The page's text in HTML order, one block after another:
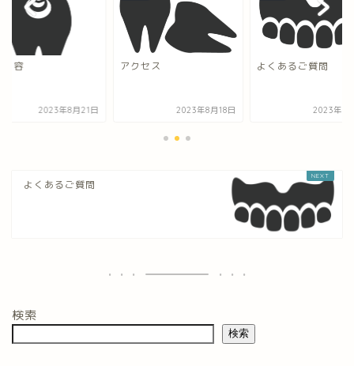
内容
2023年8月21日
アクセス
2023年8月18日
よくあるご質問
2023年8
よくあるご質問
検索
検索